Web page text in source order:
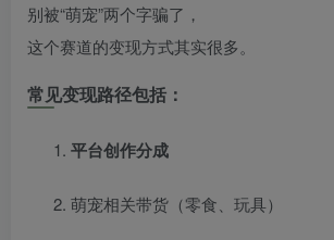
别被“萌宠”两个字骗了，
这个赛道的变现方式其实很多。
常见变现路径包括：
平台创作分成
萌宠相关带货（零食、玩具）